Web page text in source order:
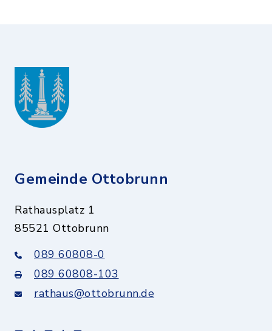
Gemeinde Ottobrunn
Rathausplatz 1
85521 Ottobrunn
089 60808-0
089 60808-103
rathaus@ottobrunn.de